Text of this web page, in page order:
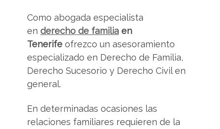
Como abogada especialista
en derecho de familia en
Tenerife ofrezco un asesoramiento
especializado en Derecho de Familia,
Derecho Sucesorio y Derecho Civil en
general.
En determinadas ocasiones las
relaciones familiares requieren de la